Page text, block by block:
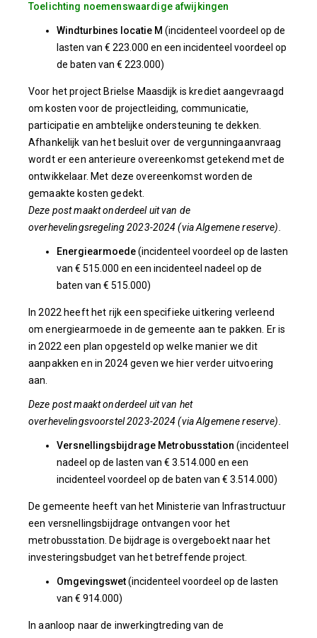
Toelichting noemenswaardige afwijkingen
Windturbines locatie M (incidenteel voordeel op de
lasten van € 223.000 en een incidenteel voordeel op
de baten van € 223.000)
Voor het project Brielse Maasdijk is krediet aangevraagd
om kosten voor de projectleiding, communicatie,
participatie en ambtelijke ondersteuning te dekken.
Afhankelijk van het besluit over de vergunningaanvraag
wordt er een anterieure overeenkomst getekend met de
ontwikkelaar. Met deze overeenkomst worden de
gemaakte kosten gedekt.
Deze post maakt onderdeel uit van de
overhevelingsregeling 2023-2024 (via Algemene reserve).
Energiearmoede(incidenteel voordeel op de lasten
van € 515.000 en een incidenteel nadeel op de
baten van € 515.000)
In 2022 heeft het rijk een specifieke uitkering verleend
om energiearmoede in de gemeente aan te pakken. Er is
in 2022 een plan opgesteld op welke manier we dit
aanpakken en in 2024 geven we hier verder uitvoering
aan.
Deze post maakt onderdeel uit van het
overhevelingsvoorstel 2023-2024 (via Algemene reserve).
Versnellingsbijdrage Metrobusstation (incidenteel
nadeel op de lasten van € 3.514.000 en een
incidenteel voordeel op de baten van € 3.514.000)
De gemeente heeft van het Ministerie van Infrastructuur
een versnellingsbijdrage ontvangen voor het
metrobusstation. De bijdrage is overgeboekt naar het
investeringsbudget van het betreffende project.
Omgevingswet(incidenteel voordeel op de lasten
van € 914.000)
In aanloop naar de inwerkingtreding van de